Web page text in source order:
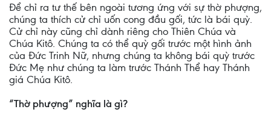
Để chỉ ra tư thế bên ngoài tương ứng với sự thờ phượng,
chúng ta thích cử chỉ uốn cong đầu gối, tức là bái quỳ.
Cử chỉ này cũng chỉ dành riêng cho Thiên Chúa và
Chúa Kitô. Chúng ta có thể quỳ gối trước một hình ảnh
của Đức Trinh Nữ, nhưng chúng ta không bái quỳ trước
Đức Mẹ như chúng ta làm trước Thánh Thể hay Thánh
giá Chúa Kitô.
“Thờ phượng” nghĩa là gì?